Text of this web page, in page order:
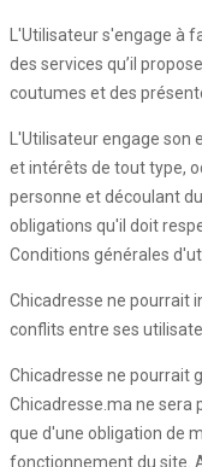
L'Utilisateur s'engage à
des services qu’il
coutumes et des
L'Utilisateur engage son
et intérêts de tout type,
personne et découlant
obligations qu'il doit
Conditions générales
Chicadresse ne pourrait
conflits entre ses
Chicadresse ne pourrait
Chicadresse.ma ne sera
que d'une obligation de
fonctionnement du site.